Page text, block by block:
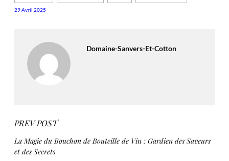
29 Avril 2025
Domaine-Sanvers-Et-Cotton
PREV POST
La Magie du Bouchon de Bouteille de Vin : Gardien des Saveurs
et des Secrets